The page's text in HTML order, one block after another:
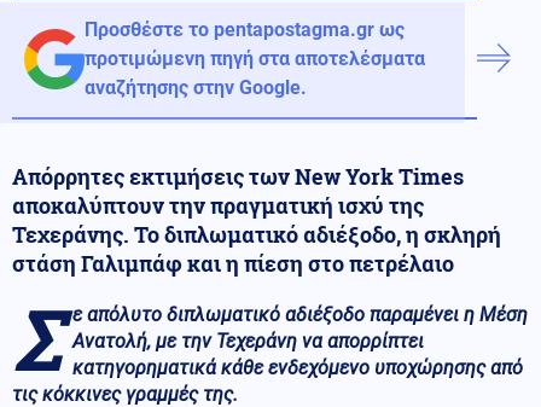
Προσθέστε το pentapostagma.gr ως
προτιμώμενη πηγή στα αποτελέσματα
αναζήτησης στην Google.
Απόρρητες εκτιμήσεις των New York Times
αποκαλύπτουν την πραγματική ισχύ της
Τεχεράνης. Το διπλωματικό αδιέξοδο, η σκληρή
στάση Γαλιμπάφ και η πίεση στο πετρέλαιο
Σ ε απόλυτο διπλωματικό αδιέξοδο παραμένει η Μέση
Ανατολή, με την Τεχεράνη να απορρίπτει
κατηγορηματικά κάθε ενδεχόμενο υποχώρησης από
τις κόκκινες γραμμές της.